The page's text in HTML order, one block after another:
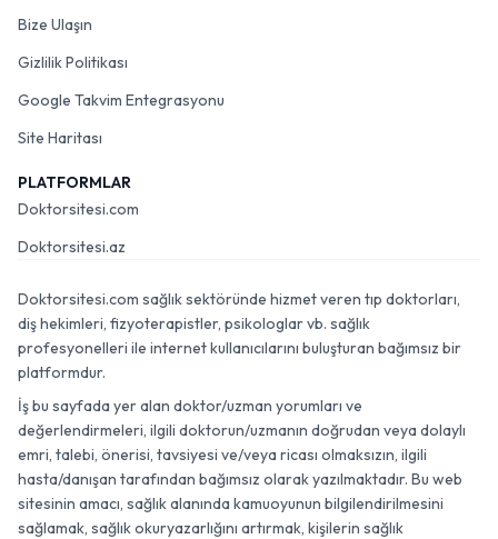
Bize Ulaşın
Gizlilik Politikası
Google Takvim Entegrasyonu
Site Haritası
PLATFORMLAR
Doktorsitesi.com
Doktorsitesi.az
Doktorsitesi.com sağlık sektöründe hizmet veren tıp doktorları,
diş hekimleri, fizyoterapistler, psikologlar vb. sağlık
profesyonelleri ile internet kullanıcılarını buluşturan bağımsız bir
platformdur.
İş bu sayfada yer alan doktor/uzman yorumları ve
değerlendirmeleri, ilgili doktorun/uzmanın doğrudan veya dolaylı
emri, talebi, önerisi, tavsiyesi ve/veya ricası olmaksızın, ilgili
hasta/danışan tarafından bağımsız olarak yazılmaktadır. Bu web
sitesinin amacı, sağlık alanında kamuoyunun bilgilendirilmesini
sağlamak, sağlık okuryazarlığını artırmak, kişilerin sağlık